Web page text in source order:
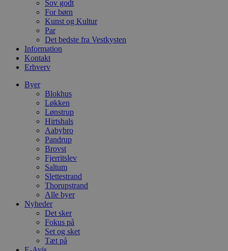
Sov godt
For børn
Kunst og Kultur
Par
Det bedste fra Vestkysten
Information
Kontakt
Erhverv
Byer
Blokhus
Løkken
Lønstrup
Hirtshals
Aabybro
Pandrup
Brovst
Fjerritslev
Saltum
Slettestrand
Thorupstrand
Alle byer
Nyheder
Det sker
Fokus på
Set og sket
Tæt på